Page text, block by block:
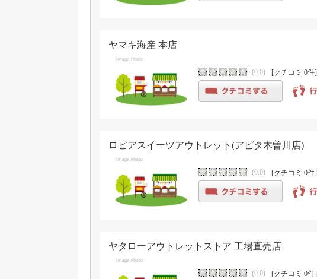
ヤマキ海産 本店
(0.0) [クチコミ0件]
ロピアスイーツアウトレット(アピタ木曽川店)
(0.0) [クチコミ0件]
ヤタローアウトレットストア 工場直売店
(0.0) [クチコミ0件]